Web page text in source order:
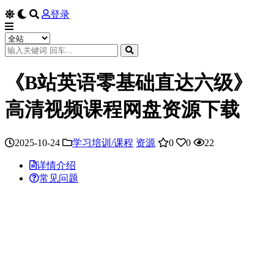
登录
《B站英语零基础直达六级》
高清视频课程网盘资源下载
2025-10-24 学习培训/课程 资源 0 0 22
详情介绍
常见问题